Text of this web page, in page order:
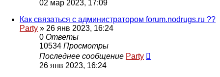
02 мар 2023, 17:09
Как связаться с администратором forum.nodrugs.ru ??
Party » 26 янв 2023, 16:24
0 Ответы
10534 Просмотры
Последнее сообщение Party
26 янв 2023, 16:24